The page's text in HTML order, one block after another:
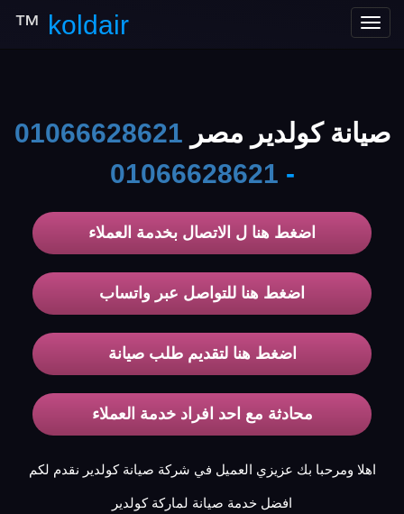
Toggle
koldair
™
صيانة كولدير مصر 01066628621
-
01066628621
اضغط هنا ل الاتصال بخدمة العملاء
اضغط هنا للتواصل عبر واتساب
اضغط هنا لتقديم طلب صيانة
محادثة مع احد افراد خدمة العملاء
اهلا ومرحبا بك عزيزي العميل في شركة صيانة كولدير نقدم لكم
افضل خدمة صيانة لماركة كولدير